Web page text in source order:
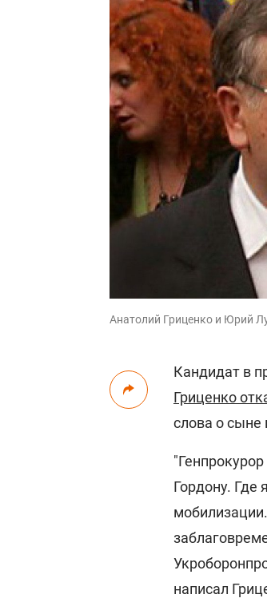
Анатолий Гриценко и Юрий
Кандидат в
Гриценко
слова о сыне
Гордону. Где
написал